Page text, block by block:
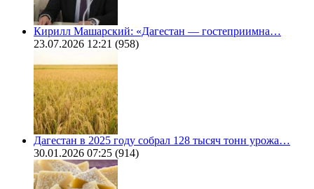
Кирилл Машарский: «Дагестан — гостеприимна…
23.07.2026 12:21 (958)
Дагестан в 2025 году собрал 128 тысяч тонн урожа…
30.01.2026 07:25 (914)